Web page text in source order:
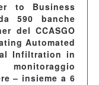
to Business
590 banche
del CCASGO
Automated
Infiltration in
– insieme a 6